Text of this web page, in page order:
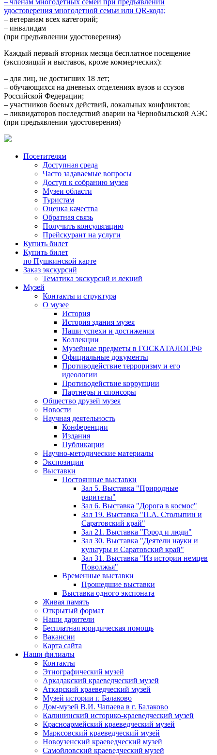
– членам многодетных семей при предъявлении
удостоверения многодетной семьи или QR-кода;
– ветеранам всех категорий;
– инвалидам
(при предъявлении удостоверения)
Каждый первый вторник месяца бесплатное посещение
(экспозиций и выставок, кроме коммерческих):
– для лиц, не достигших 18 лет;
– обучающихся на дневных отделениях вузов и ссузов
Российской Федерации;
– участников боевых действий, локальных конфликтов;
– ликвидаторов последствий аварии на Чернобыльской АЭС
(при предъявлении удостоверения)
Посетителям
Доступная среда
Часто задаваемые вопросы
Доступ к собранию музея
Музеи области
Туристам
Оценка качества
Обратная связь
Получить консультацию
Прейскурант на услуги
Купить билет
Купить билет
по Пушкинской карте
Заказ экскурсий
Тематика экскурсий и лекций
Музей
Контакты и структура
О музее
История
История здания музея
Наши успехи и достижения
Коллекции
Музейные предметы в ГОСКАТАЛОГ.РФ
Официальные документы
Противодействие терроризму и его
идеологии
Противодействие коррупции
Партнеры и спонсоры
Общество друзей музея
Новости
Научная деятельность
Конференции
Издания
Публикации
Научно-методические материалы
Экспозиции
Выставки
Постоянные выставки
Зал 5. Выставка "Природные
раритеты"
Зал 6. Выставка "Дорога в космос"
Зал 19. Выставка "П.А. Столыпин и
Саратовский край"
Зал 21. Выставка "Город и люди"
Зал 30. Выставка "Деятели науки и
культуры и Саратовский край"
Зал 31. Выставка "Из истории немцев
Поволжья"
Временные выставки
Прошедшие выставки
Выставка одного экспоната
Живая память
Открытый формат
Наши дарители
Бесплатная юридическая помощь
Вакансии
Карта сайта
Наши филиалы
Контакты
Этнографический музей
Аркадакский краеведческий музей
Аткарский краеведческий музей
Музей истории г. Балаково
Дом-музей В.И. Чапаева в г. Балаково
Калининский историко-краеведческий музей
Красноармейский краеведческий музей
Марксовский краеведческий музей
Новоузенский краеведческий музей
Самойловский краеведческий музей